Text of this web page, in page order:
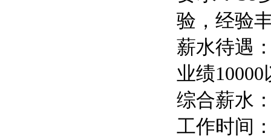
验，经验
薪水待遇
业绩
综合薪水
工作时间